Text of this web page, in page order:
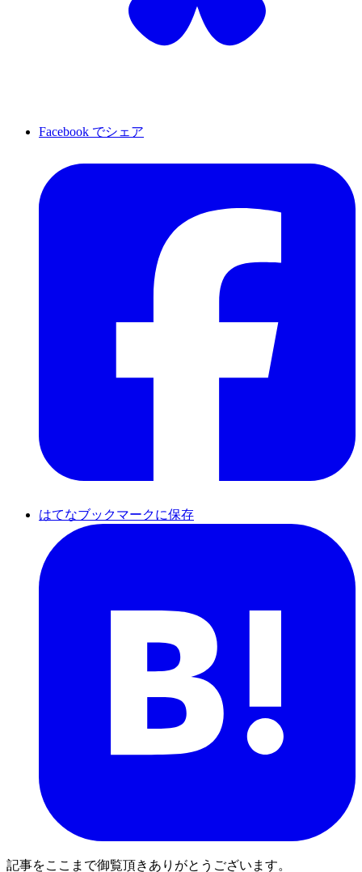
Facebook でシェア
はてなブックマークに保存
記事をここまで御覧頂きありがとうございます。